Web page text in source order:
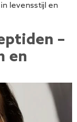
levensstijl en
–
en